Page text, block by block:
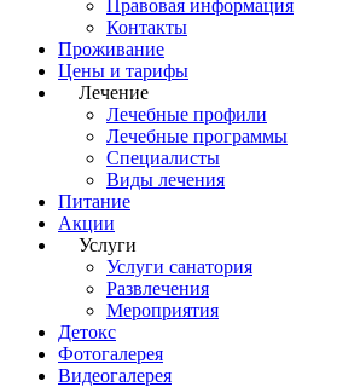
Правовая информация
Контакты
Проживание
Цены и тарифы
Лечение
Лечебные профили
Лечебные программы
Специалисты
Виды лечения
Питание
Акции
Услуги
Услуги санатория
Развлечения
Мероприятия
Детокс
Фотогалерея
Видеогалерея